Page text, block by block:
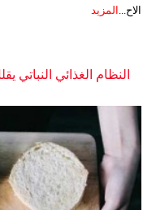
الاح... المزيد
النظام الغذائي